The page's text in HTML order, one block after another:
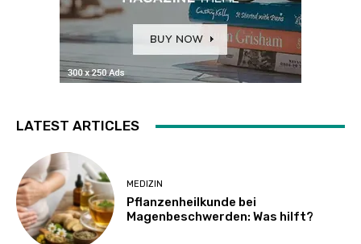
LATEST ARTICLES
MEDIZIN
Pflanzenheilkunde bei
Magenbeschwerden: Was hilft?